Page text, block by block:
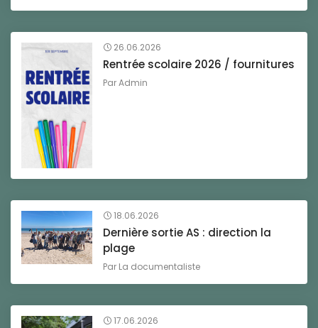
26.06.2026
Rentrée scolaire 2026 / fournitures
ParAdmin
18.06.2026
Dernière sortie AS : direction la
plage
Par La documentaliste
17.06.2026